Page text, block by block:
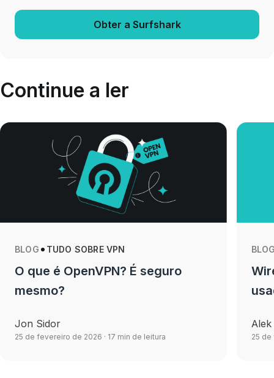
Obter a Surfshark
Continue a ler
BLOG TUDO SOBRE VPN
O que é OpenVPN? É seguro
mesmo?
Jon Sidor
25 de fevereiro de 2026 · 17 min de leitura
Alek
25